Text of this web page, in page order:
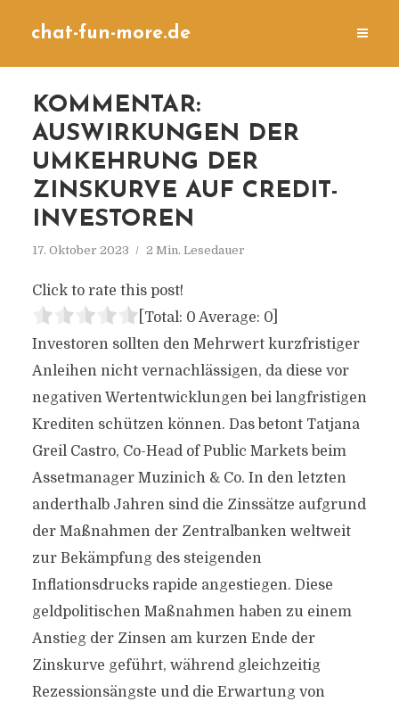
chat-fun-more.de
KOMMENTAR:
AUSWIRKUNGEN DER
UMKEHRUNG DER
ZINSKURVE AUF CREDIT-
INVESTOREN
17. Oktober 2023 2 Min. Lesedauer
Click to rate this post!
[Total: 0 Average: 0]
Investoren sollten den Mehrwert kurzfristiger
Anleihen nicht vernachlässigen, da diese vor
negativen Wertentwicklungen bei langfristigen
Krediten schützen können. Das betont Tatjana
Greil Castro, Co-Head of Public Markets beim
Assetmanager Muzinich & Co. In den letzten
anderthalb Jahren sind die Zinssätze aufgrund
der Maßnahmen der Zentralbanken weltweit
zur Bekämpfung des steigenden
Inflationsdrucks rapide angestiegen. Diese
geldpolitischen Maßnahmen haben zu einem
Anstieg der Zinsen am kurzen Ende der
Zinskurve geführt, während gleichzeitig
Rezessionsängste und die Erwartung von